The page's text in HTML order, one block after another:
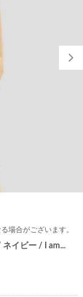
場合がございます。
ネイビー / I am...